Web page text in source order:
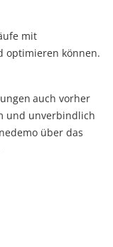
mit
optimieren können.
auch vorher
und unverbindlich
über das